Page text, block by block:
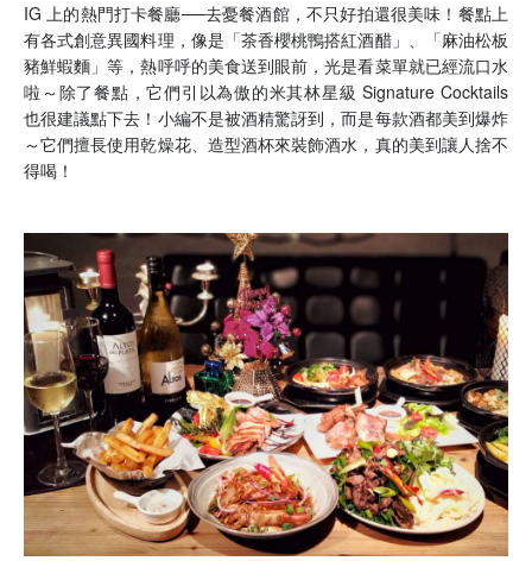
IG 上的熱門打卡餐廳──去憂餐酒館，不只好拍還很美味！餐點上
有各式創意異國料理，像是「茶香櫻桃鴨搭紅酒醋」、「麻油松板
豬鮮蝦麵」等，熱呼呼的美食送到眼前，光是看菜單就已經流口水
啦～除了餐點，它們引以為傲的米其林星級 Signature Cocktails
也很建議點下去！小編不是被酒精驚訝到，而是每款酒都美到爆炸
～它們擅長使用乾燥花、造型酒杯來裝飾酒水，真的美到讓人捨不
得喝！